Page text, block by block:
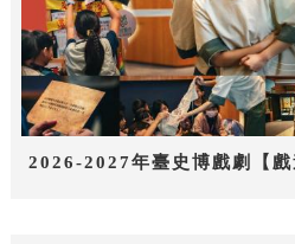
2026-2027年臺史博戲劇【戲